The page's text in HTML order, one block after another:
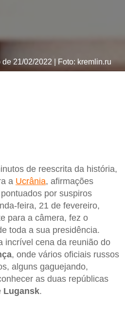
21/02/2022 | Foto: kremlin.ru
de reescrita da história,
a Ucrânia, afirmações
por suspiros
feira, 21 de fevereiro,
para a câmera, fez o
toda a sua presidência.
incrível cena da reunião do
, onde vários oficiais russos
alguns gaguejando,
as duas repúblicas
Lugansk.